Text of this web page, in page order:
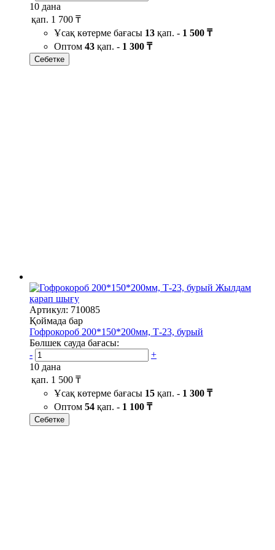
10 дана
қап. 1 700 ₸
Ұсақ көтерме бағасы 13 қап. - 1 500 ₸
Оптом 43 қап. - 1 300 ₸
Себетке
Жылдам
қарап шығу
Артикул: 710085
Қоймада бар
Гофрокороб 200*150*200мм, Т-23, бурый
Бөлшек сауда бағасы:
-
+
10 дана
қап. 1 500 ₸
Ұсақ көтерме бағасы 15 қап. - 1 300 ₸
Оптом 54 қап. - 1 100 ₸
Себетке